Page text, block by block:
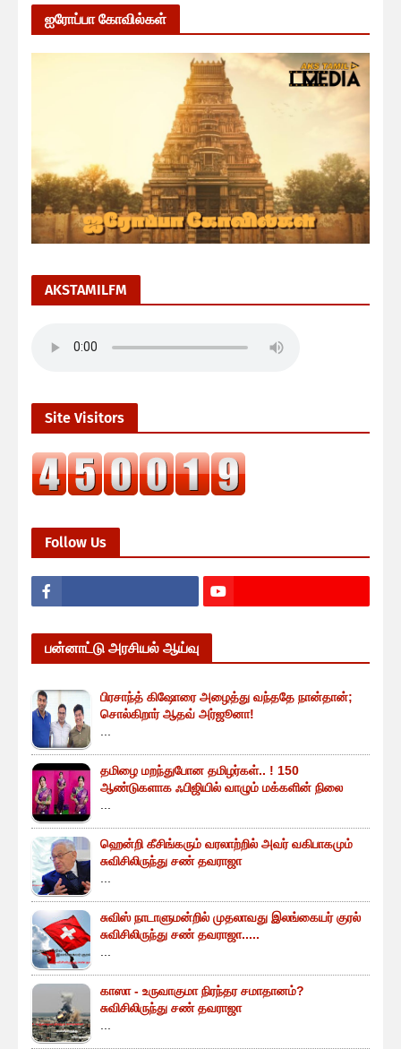
ஐரோப்பா கோவில்கள்
AKSTAMILFM
Site Visitors
Follow Us
பன்னாட்டு அரசியல் ஆய்வு
பிரசாந்த் கிஷோரை அழைத்து வந்ததே நான்தான்;
சொல்கிறார் ஆதவ் அர்ஜூனா!
தமிழை மறந்துபோன தமிழர்கள்.. ! 150
ஆண்டுகளாக ஃபிஜியில் வாழும் மக்களின் நிலை
ஹென்றி கீசிங்கரும் வரலாற்றில் அவர் வகிபாகமும்
சுவிசிலிருந்து சண் தவராஜா
சுவிஸ் நாடாளுமன்றில் முதலாவது இலங்கையர் குரல்
சுவிசிலிருந்து சண் தவராஜா.....
காஸா - உருவாகுமா நிரந்தர சமாதானம்?
சுவிசிலிருந்து சண் தவராஜா